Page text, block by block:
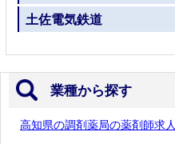
土佐電気鉄道
業種から探す
高知県の調剤薬局の薬剤師求人